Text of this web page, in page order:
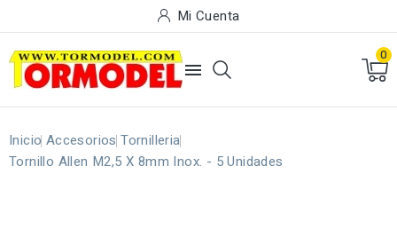
Mi Cuenta

0
Inicio Accesorios Tornilleria
Tornillo Allen M2,5 X 8mm Inox. - 5 Unidades